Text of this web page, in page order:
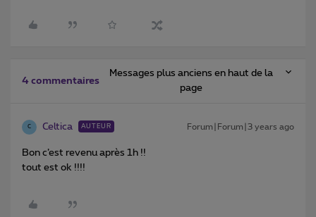
4 commentaires
Messages plus anciens en haut de la
page
C Celtica AUTEUR Forum|Forum|3 years ago
Bon c’est revenu après 1h !!
tout est ok !!!!